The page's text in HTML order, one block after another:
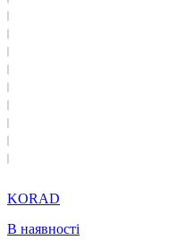
KORAD
В наявності